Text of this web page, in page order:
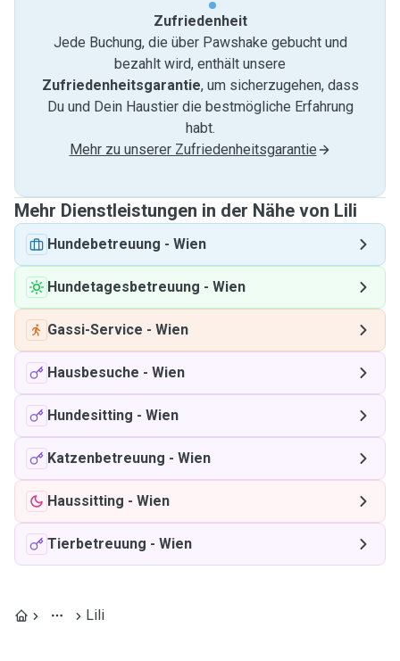
Zufriedenheit
Jede Buchung, die über Pawshake gebucht und
bezahlt wird, enthält unsere
Zufriedenheitsgarantie, um sicherzugehen, dass
Du und Dein Haustier die bestmögliche Erfahrung
habt.
Mehr zu unserer Zufriedenheitsgarantie
Mehr Dienstleistungen in der Nähe von Lili
Hundebetreuung - Wien
Hundetagesbetreuung - Wien
Gassi-Service - Wien
Hausbesuche - Wien
Hundesitting - Wien
Katzenbetreuung - Wien
Haussitting - Wien
Tierbetreuung - Wien
Lili